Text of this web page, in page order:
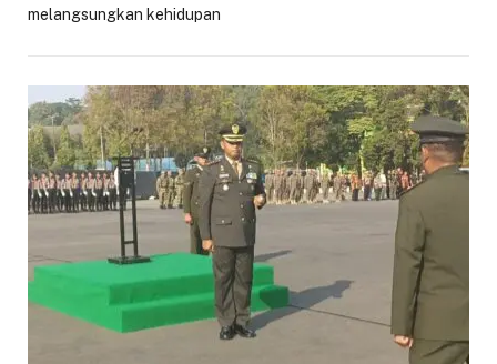
melangsungkan kehidupan